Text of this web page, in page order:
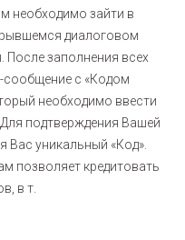
необходимо зайти в
диалоговом
После заполнения всех
сообщение с «Кодом
необходимо ввести
подтверждения Вашей
Вас уникальный «Код».
позволяет кредитовать
в т.